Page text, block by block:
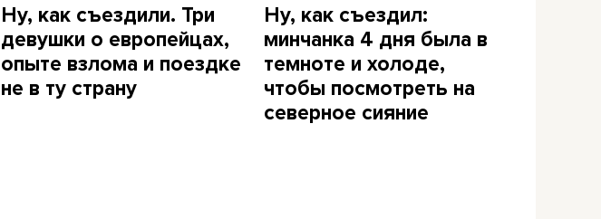
Ну, как съездили. Три
девушки о европейцах,
опыте взлома и поездке
не в ту страну
Ну, как съездил:
минчанка 4 дня была в
темноте и холоде,
чтобы посмотреть на
северное сияние